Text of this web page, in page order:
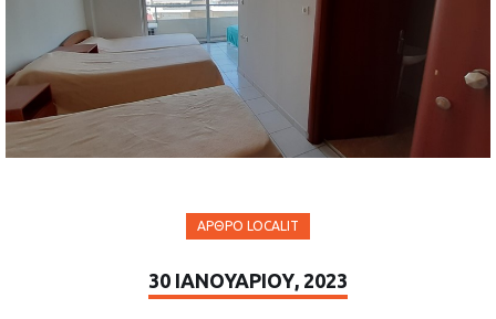
ΆΡΘΡΟ LOCALIT
30 ΙΑΝΟΥΑΡΊΟΥ, 2023